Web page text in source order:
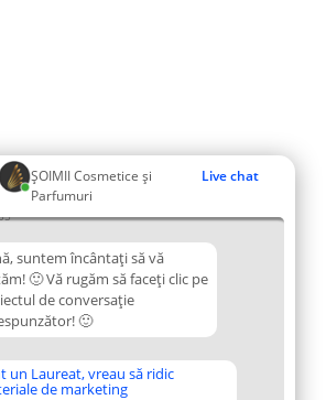
ȘOIMII Cosmetice și
Parfumuri
Live chat
suntem încântați să vă
🙂 Vă rugăm să faceți clic pe
de conversație
🙂
un Laureat, vreau să ridic
de marketing